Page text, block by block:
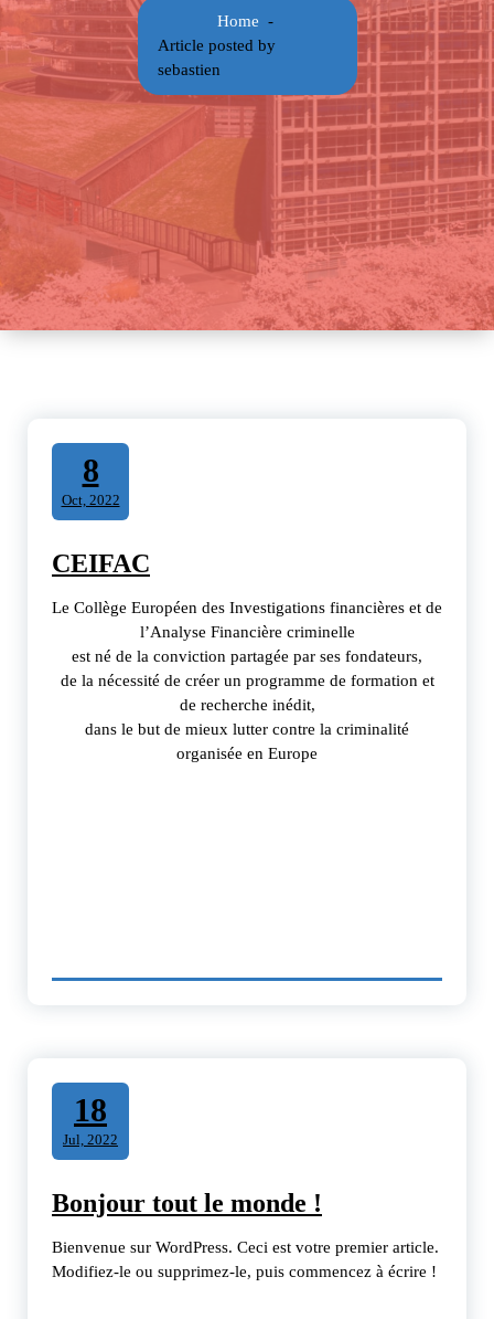
Home -
Article posted by
sebastien
8
Oct, 2022
CEIFAC
Le Collège Européen des Investigations financières et de
l’Analyse Financière criminelle
est né de la conviction partagée par ses fondateurs,
de la nécessité de créer un programme de formation et
de recherche inédit,
dans le but de mieux lutter contre la criminalité
organisée en Europe
18
Jul, 2022
Bonjour tout le monde !
Bienvenue sur WordPress. Ceci est votre premier article.
Modifiez-le ou supprimez-le, puis commencez à écrire !